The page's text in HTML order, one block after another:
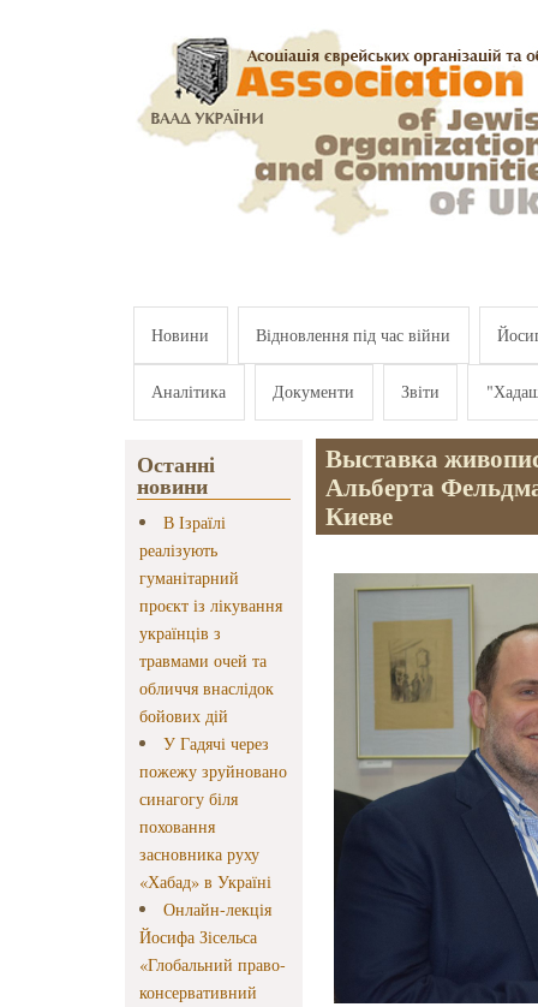
Новини Відновлення під час війни
Аналітика Документи Звіти
Останні
новини
В Ізраїлі
реалізують
гуманітарний
проєкт із лікування
українців з
травмами очей та
обличчя внаслідок
бойових дій
У Гадячі через
пожежу зруйновано
синагогу біля
поховання
засновника руху
«Хабад» в Україні
Онлайн-лекція
Йосифа Зісельса
«Глобальний право-
консервативний
Выставка
Альберта
Киеве